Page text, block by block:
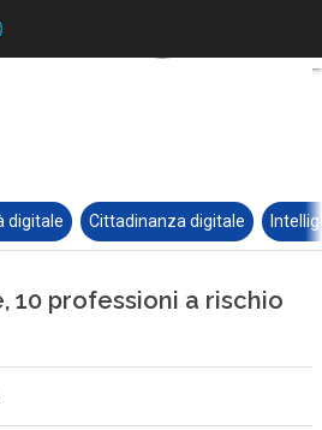
digitale Cittadinanza digitale
10 professioni a rischio